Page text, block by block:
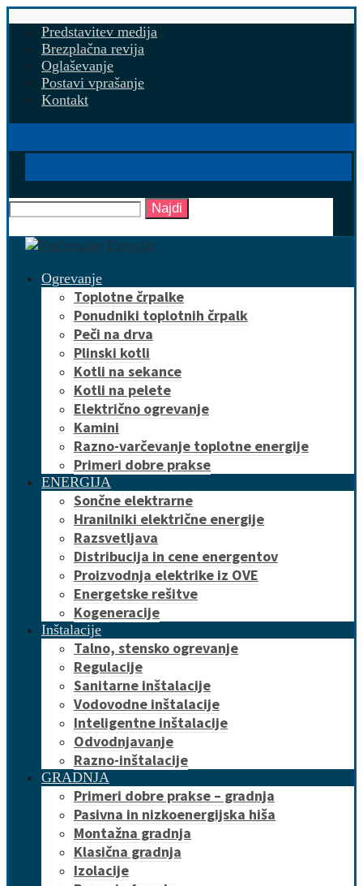
Predstavitev medija
Brezplačna revija
Oglaševanje
Postavi vprašanje
Kontakt
Najdi
Ogrevanje
Toplotne črpalke
Ponudniki toplotnih črpalk
Peči na drva
Plinski kotli
Kotli na sekance
Kotli na pelete
Električno ogrevanje
Kamini
Razno-varčevanje toplotne energije
Primeri dobre prakse
ENERGIJA
Sončne elektrarne
Hranilniki električne energije
Razsvetljava
Distribucija in cene energentov
Proizvodnja elektrike iz OVE
Energetske rešitve
Kogeneracije
Inštalacije
Talno, stensko ogrevanje
Regulacije
Sanitarne inštalacije
Vodovodne inštalacije
Inteligentne inštalacije
Odvodnjavanje
Razno-inštalacije
GRADNJA
Primeri dobre prakse – gradnja
Pasivna in nizkoenergijska hiša
Montažna gradnja
Klasična gradnja
Izolacije